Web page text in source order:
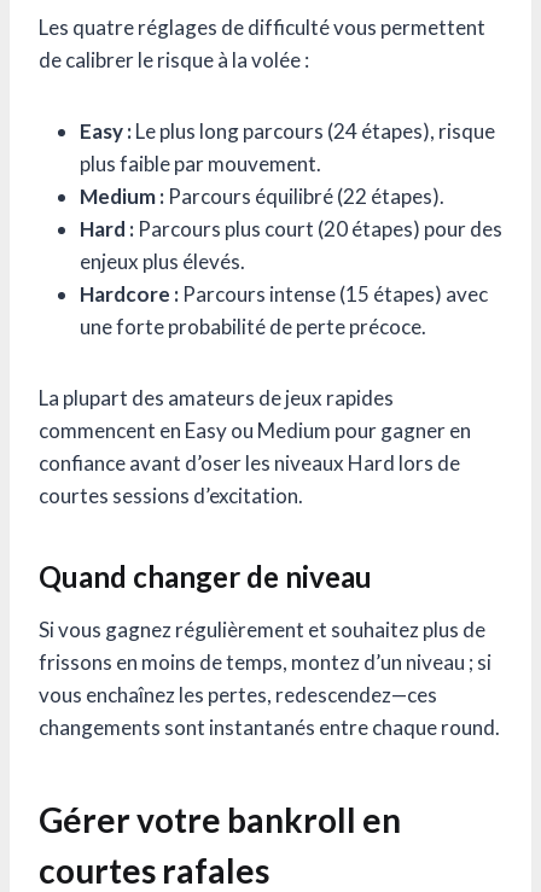
Les quatre réglages de difficulté vous permettent
de calibrer le risque à la volée :
Easy :Le plus long parcours (24 étapes), risque
plus faible par mouvement.
Medium : Parcours équilibré (22 étapes).
Hard : Parcours plus court (20 étapes) pour des
enjeux plus élevés.
Hardcore : Parcours intense (15 étapes) avec
une forte probabilité de perte précoce.
La plupart des amateurs de jeux rapides
commencent en Easy ou Medium pour gagner en
confiance avant d’oser les niveaux Hard lors de
courtes sessions d’excitation.
Quand changer de niveau
Si vous gagnez régulièrement et souhaitez plus de
frissons en moins de temps, montez d’un niveau ; si
vous enchaînez les pertes, redescendez—ces
changements sont instantanés entre chaque round.
Gérer votre bankroll en
courtes rafales